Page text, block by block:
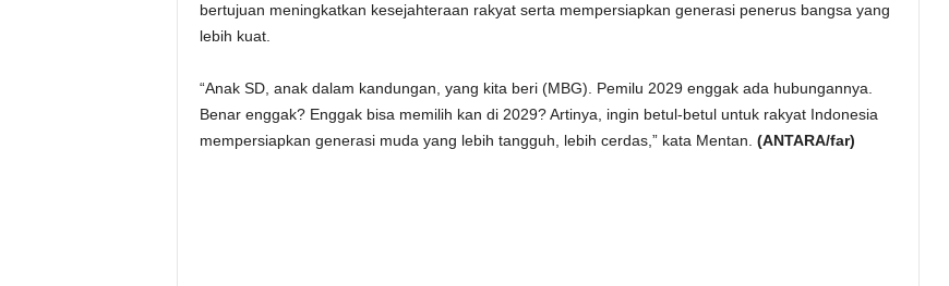
bertujuan meningkatkan kesejahteraan rakyat serta mempersiapkan generasi penerus bangsa yang
lebih kuat.
“Anak SD, anak dalam kandungan, yang kita beri (MBG). Pemilu 2029 enggak ada hubungannya.
Benar enggak? Enggak bisa memilih kan di 2029? Artinya, ingin betul-betul untuk rakyat Indonesia
mempersiapkan generasi muda yang lebih tangguh, lebih cerdas,” kata Mentan. (ANTARA/far)